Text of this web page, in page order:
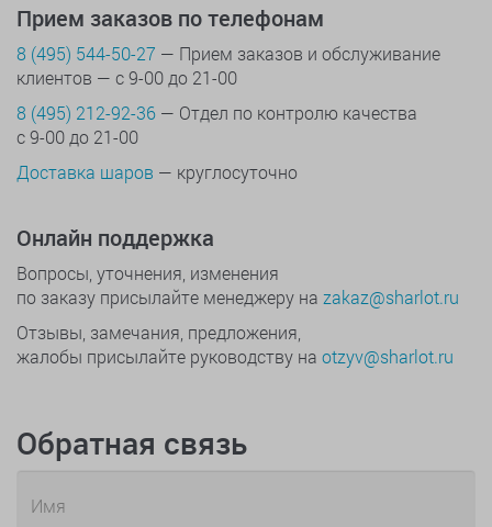
Прием заказов по телефонам
8 (495) 544-50-27 — Прием заказов и обслуживание
клиентов — с 9-00 до 21-00
8 (495) 212-92-36 — Отдел по контролю качества
с 9-00 до 21-00
Доставка шаров — круглосуточно
Онлайн поддержка
Вопросы, уточнения, изменения
по заказу присылайте менеджеру на zakaz@sharlot.ru
Отзывы, замечания, предложения,
жалобы присылайте руководству на otzyv@sharlot.ru
Обратная связь